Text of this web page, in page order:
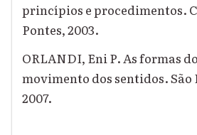
princípios e procedimentos.
Pontes, 2003.
ORLANDI, Eni P. As formas
movimento dos sentidos.
2007.